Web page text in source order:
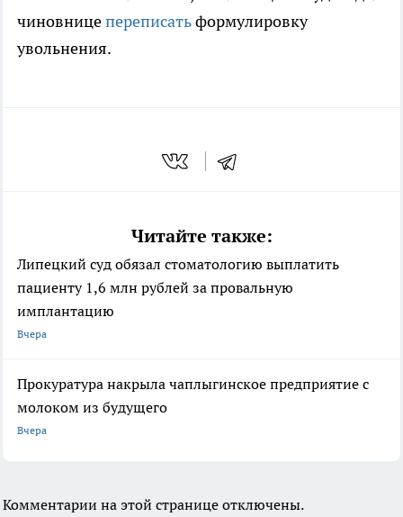
чиновницепереписатьформулировку
увольнения.
Читайте также:
Липецкий суд обязал стоматологию выплатить
пациенту 1,6 млн рублей за провальную
имплантацию
Вчера
Прокуратура накрыла чаплыгинское предприятие с
молоком из будущего
Вчера
Комментарии на этой странице отключены.